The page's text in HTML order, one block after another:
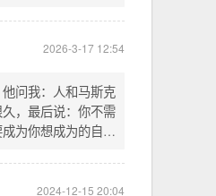
思考如何为我的
账号资金与策略投
我在思考这些资金
配的资金。昨天回
加这些功能，把交
。东西用久了需要
2026-3-17 12:54
问我：人和马斯克
，最后说：你不需